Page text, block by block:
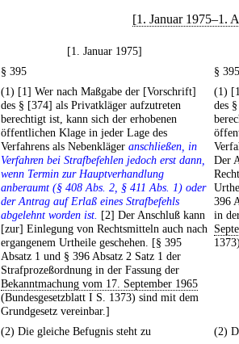
[1. Januar 1975–1.
[1. Januar 1975]
§ 395
§ 395
(1) [1] Wer nach Maßgabe der [Vorschrift]
des § [374] als Privatkläger aufzutreten
berechtigt ist, kann sich der erhobenen
öffentlichen Klage in jeder Lage des
Verfahrens als Nebenkläger anschließen, in
Verfahren bei Strafbefehlen jedoch erst dann,
wenn Termin zur Hauptverhandlung
anberaumt (§ 408 Abs. 2, § 411 Abs. 1) oder
der Antrag auf Erlaß eines Strafbefehls
abgelehnt worden ist. [2] Der Anschluß kann
[zur] Einlegung von Rechtsmitteln auch nach
ergangenem Urtheile geschehen. [§ 395
Absatz 1 und § 396 Absatz 2 Satz 1 der
Strafprozeßordnung in der Fassung der
Bekanntmachung vom 17. September 1965
(Bundesgesetzblatt I S. 1373) sind mit dem
Grundgesetz vereinbar.]
(1)
des
Der
396
in
(2) Die gleiche Befugnis steht zu
(2)